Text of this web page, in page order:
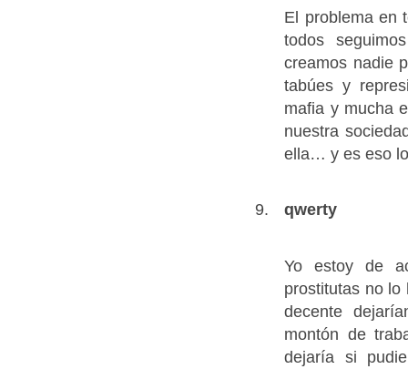
El problema en
todos
creamos nadie
tabúes y
mafia y mucha
nuestra
ella… y es eso
qwerty
Yo estoy de
prostitutas no lo
decente
montón de
dejaría si